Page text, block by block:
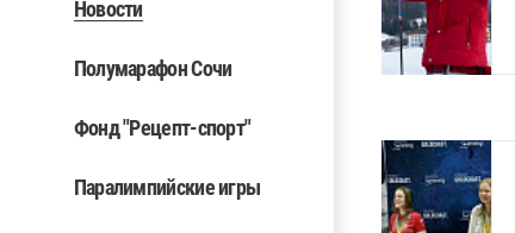
Новости
Полумарафон Сочи
Фонд "Рецепт-спорт"
Паралимпийские игры